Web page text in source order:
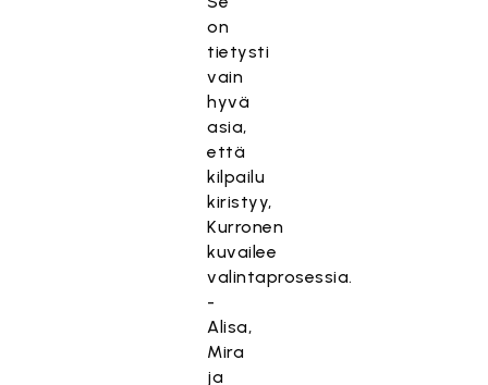
on
tietysti
vain
hyvä
asia,
että
kilpailu
kiristyy,
Kurronen
kuvailee
valintaprosessia.
-
Alisa,
Mira
ja